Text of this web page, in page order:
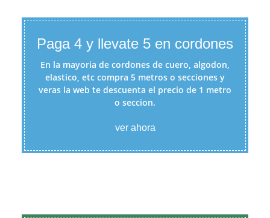
Paga 4 y llevate 5 en cordones
En la mayoria de cordones de cuero, algodon,
elastico, etc compra 5 metros o secciones y
veras la web te descuenta el precio de 1 metro
o seccion.
ver ahora